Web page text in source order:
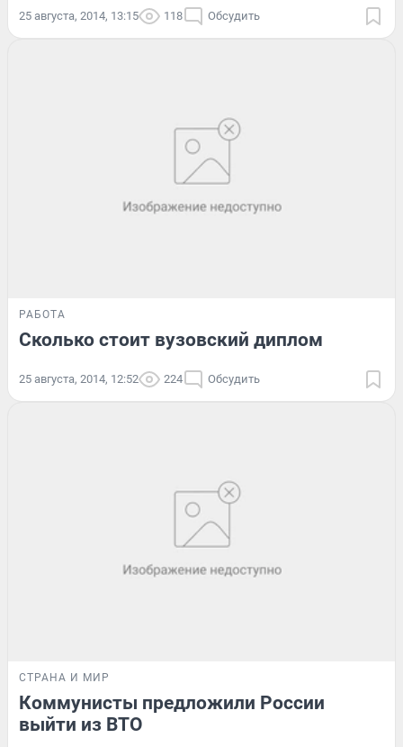
25 августа, 2014, 13:15 118 Обсудить
РАБОТА
Сколько стоит вузовский диплом
25 августа, 2014, 12:52 224 Обсудить
СТРАНА И МИР
Коммунисты предложили России
выйти из ВТО